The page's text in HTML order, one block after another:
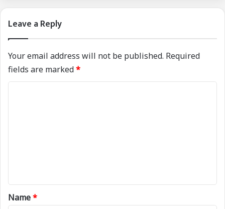
Leave a Reply
Your email address will not be published. Required
fields are marked*
*
Name*